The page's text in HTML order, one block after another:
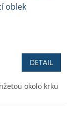
oblek
DETAIL
okolo krku